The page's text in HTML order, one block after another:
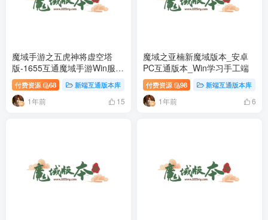
魔域手游之五虎神将虚空塔
版-1655互通魔域手游Win服务
端源码+GM后台
付费资源 68 新端互通版本库
1年前 15
魔域之亚楠新魔域版本_安卓
PC互通版本_Win学习手工端
付费资源 98 新端互通版本库
1年前 6